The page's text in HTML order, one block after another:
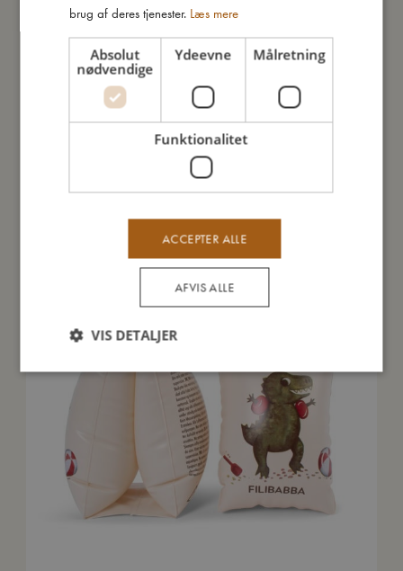
Sådan plejer du mig
Mine data
Andre kunder købte også
brug af deres tjenester. Læs mere
Absolut
nødvendige
Ydeevne Målretning
Funktionalitet
ACCEPTER ALLE
AFVIS ALLE
VIS DETALJER